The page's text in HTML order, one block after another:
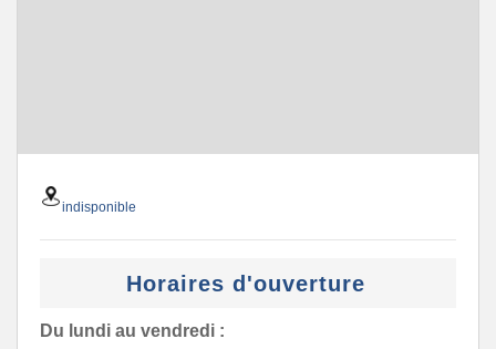
indisponible
Horaires d'ouverture
Du lundi au vendredi :